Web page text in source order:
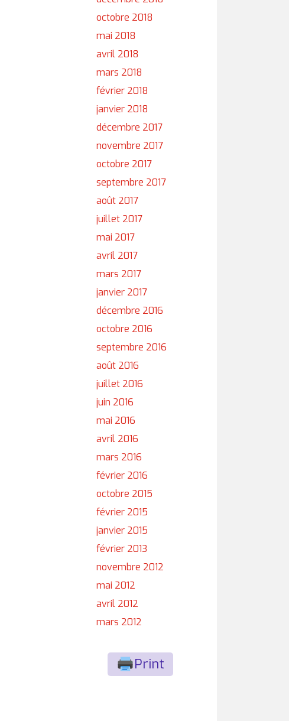
octobre 2018
mai 2018
avril 2018
mars 2018
février 2018
janvier 2018
décembre 2017
novembre 2017
octobre 2017
septembre 2017
août 2017
juillet 2017
mai 2017
avril 2017
mars 2017
janvier 2017
décembre 2016
octobre 2016
septembre 2016
août 2016
juillet 2016
juin 2016
mai 2016
avril 2016
mars 2016
février 2016
octobre 2015
février 2015
janvier 2015
février 2013
novembre 2012
mai 2012
avril 2012
mars 2012
Print